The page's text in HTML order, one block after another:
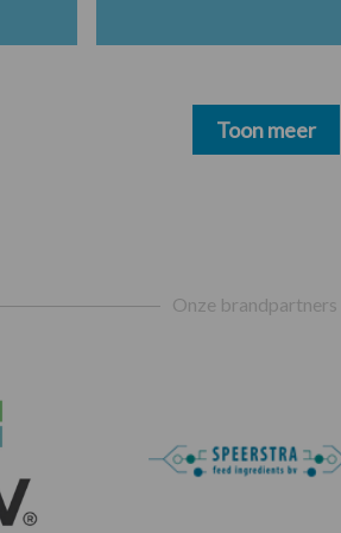
Toon meer
Onze brandpartners